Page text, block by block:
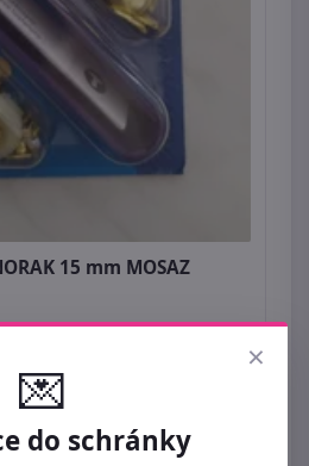
15 mm MOSAZ
×
💌
do schránky